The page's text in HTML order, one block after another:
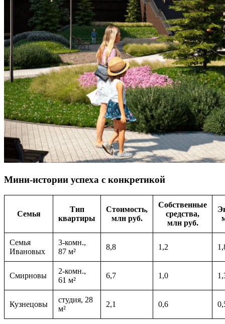
Мини-истории успеха с конкретикой
Семья
Тип
квартиры
Стоимость,
млн руб.
Собственные
средства,
млн руб.
Семья
Ивановых
3-комн.,
87 м²
8,8 1,2
Смирновы
2-комн.,
61 м²
6,7 1,0
Кузнецовы
студия, 28
м²
2,1 0,6